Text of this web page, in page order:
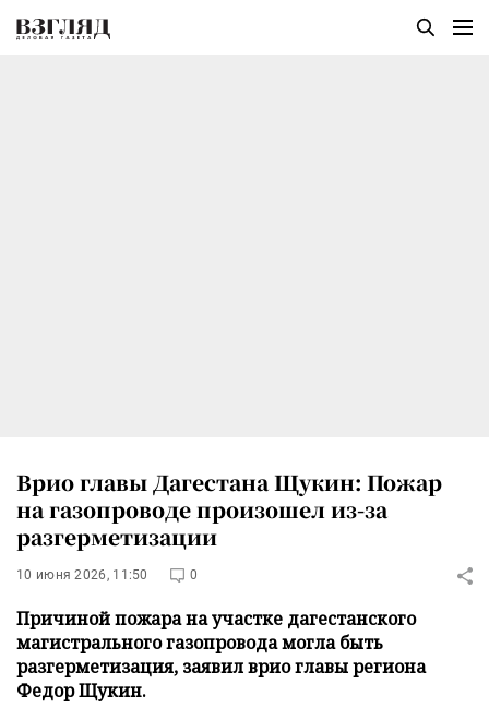
Врио главы Дагестана Щукин: Пожар
на газопроводе произошел из-за
разгерметизации
10 июня 2026, 11:50 0
Причиной пожара на участке дагестанского
магистрального газопровода могла быть
разгерметизация, заявил врио главы региона
Федор Щукин.